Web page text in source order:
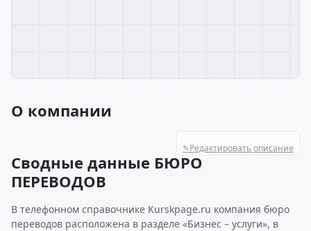
О компании
✎Редактировать описание
Сводные данные БЮРО
ПЕРЕВОДОВ
В телефонном справочнике Kurskpage.ru компания бюро
переводов расположена в разделе «Бизнес – услуги», в